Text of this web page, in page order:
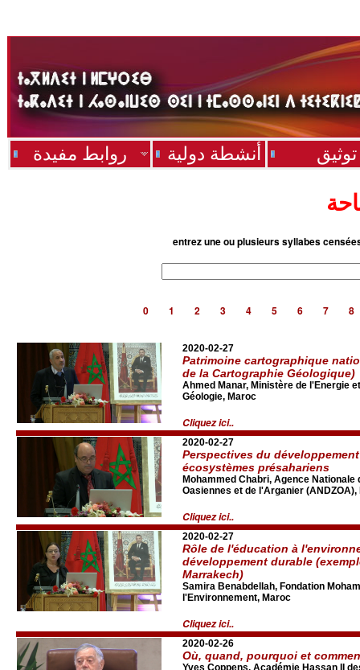
روابط مفيدة أنشطة دولية توثيق
entrez une ou plusieurs syllabes
0 1 2 3 4 5 6 7 8
2020-02-27
Patrimoine cartographique
de la Cartographie Géologique)
Ahmed Manar, Ministère de l'Energie
Géologie, Maroc
Cliquez ici..
2020-02-27
Perspectives du
écosystèmes présahariens
Mohammed Chabri, Agence Nationale
Oasiennes et de l'Arganier (ANDZOA),
Cliquez ici..
2020-02-27
Rôle de l'éducation à
développement durable
Marrakech)
Samira Benabdellah, Fondation
l'Environnement, Maroc
Cliquez ici..
2020-02-26
Où, quand, pourquoi et
Yves Coppens, Académie Hassan II